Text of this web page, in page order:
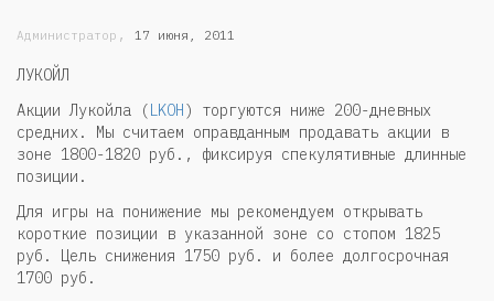
Администратор , 17 июня, 2011
ЛУКОЙЛ
Акции Лукойла (LKOH) торгуются ниже 200-дневных
средних. Мы считаем оправданным продавать акции в
зоне 1800-1820 руб., фиксируя спекулятивные длинные
позиции.
Для игры на понижение мы рекомендуем открывать
короткие позиции в указанной зоне со стопом 1825
руб. Цель снижения 1750 руб. и более долгосрочная
1700 руб.